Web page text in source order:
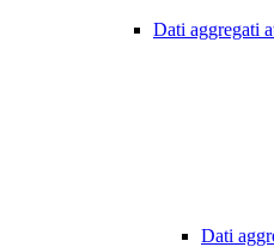
Dati aggregati
Dati